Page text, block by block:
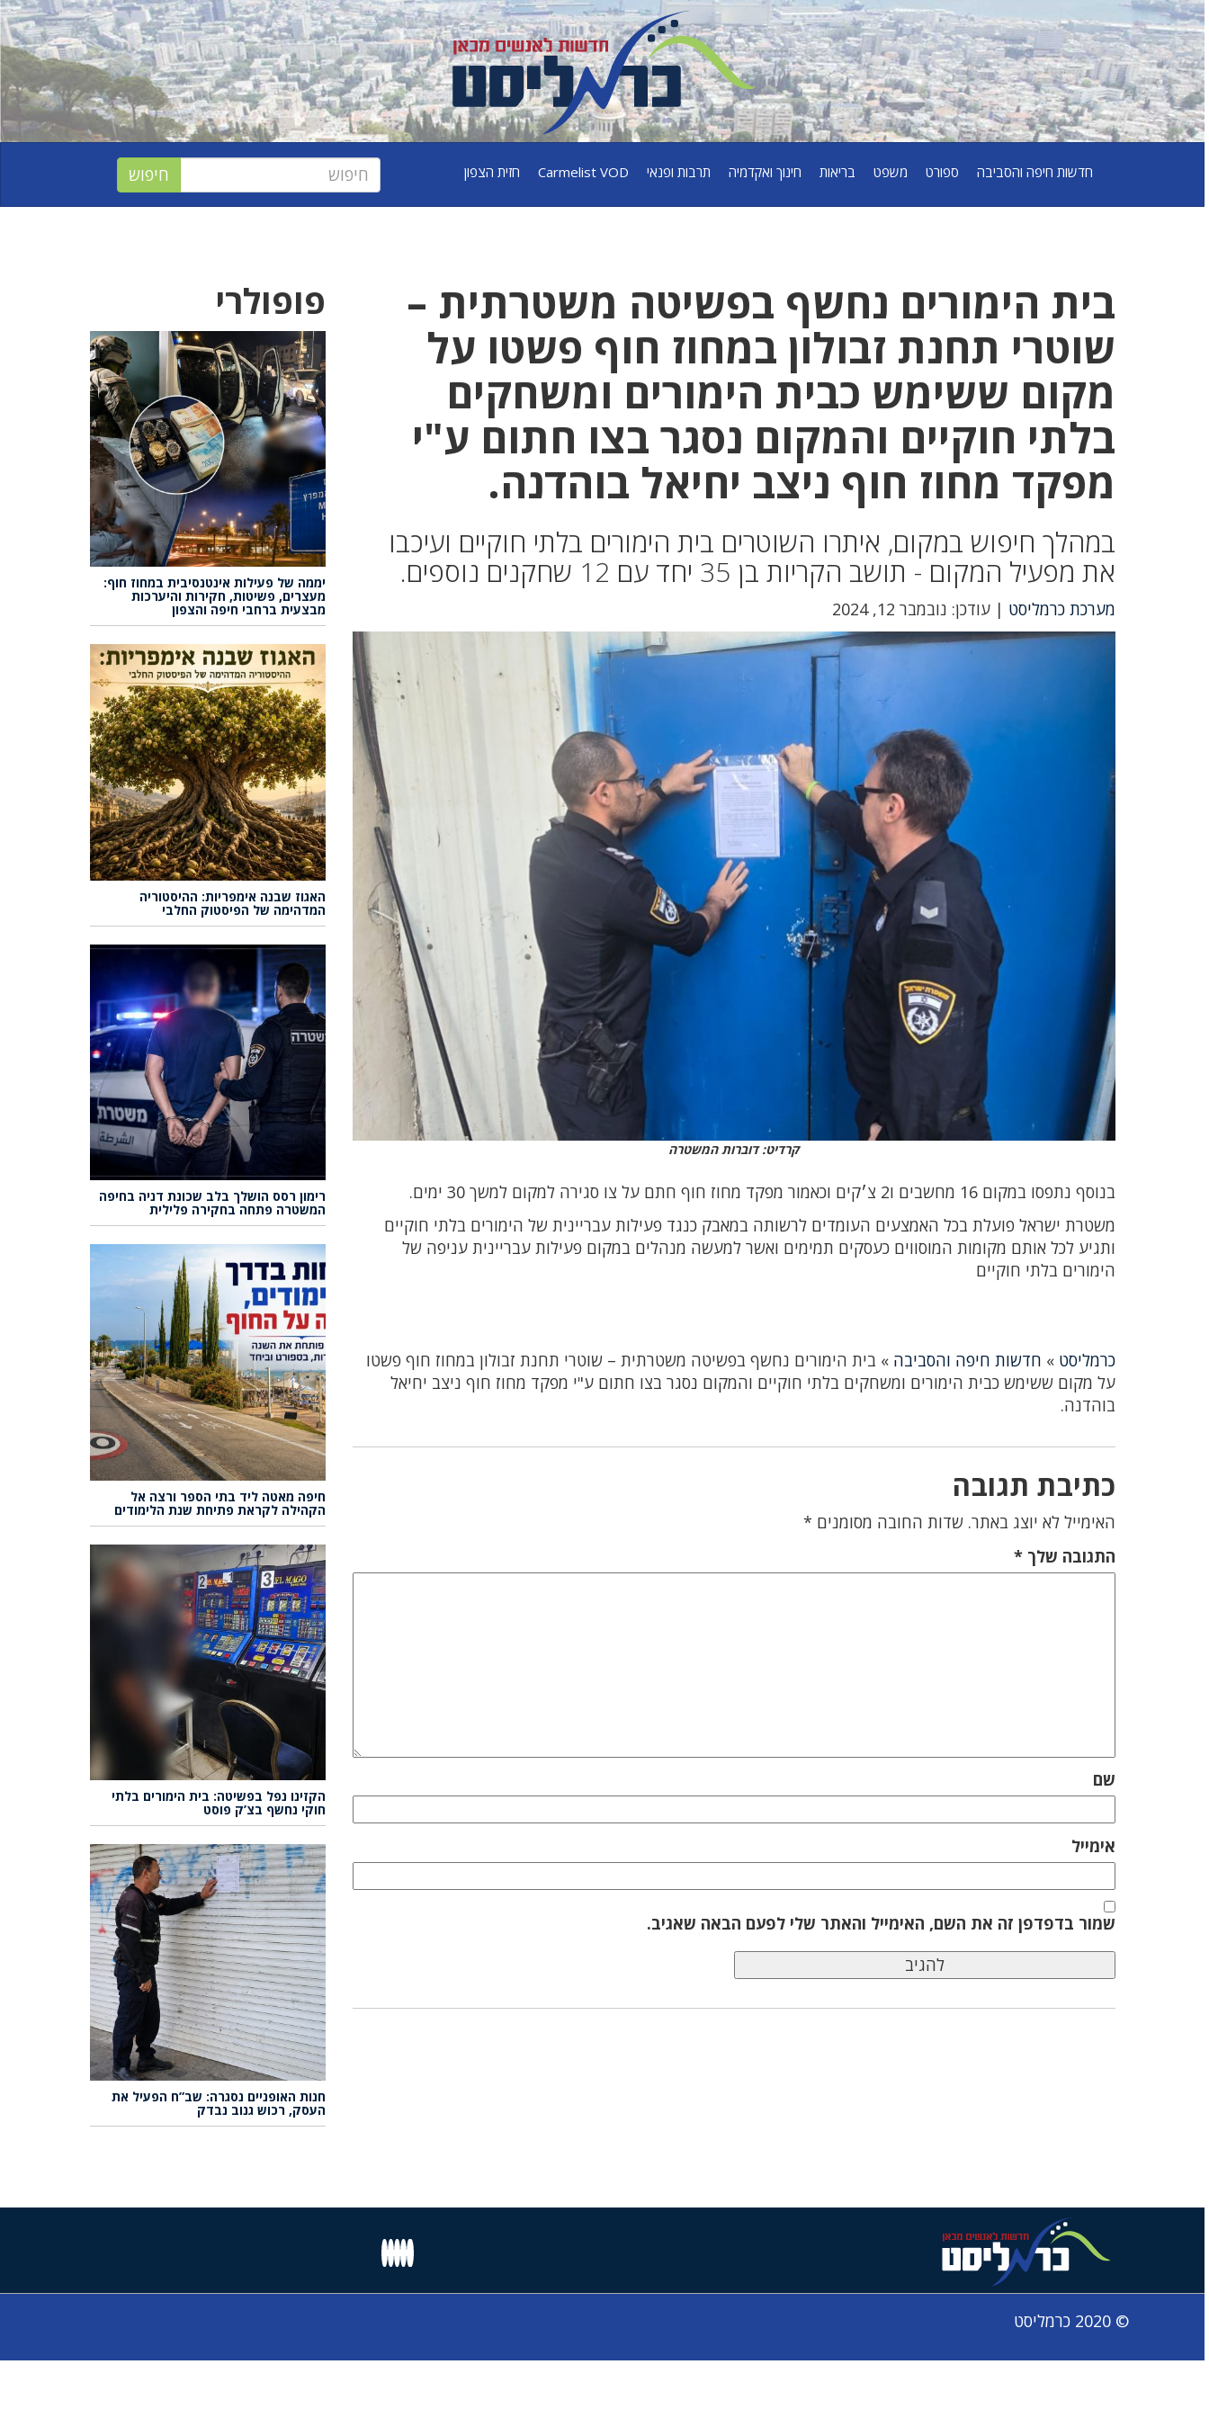
חדשות חיפה והסביבה ספורט משפט בריאות חינוך ואקדמיה תרבות ופנאי Carmelist VOD חזית הצפון
בית הימורים נחשף בפשיטה משטרתית –
שוטרי תחנת זבולון במחוז חוף פשטו על
מקום ששימש כבית הימורים ומשחקים
בלתי חוקיים והמקום נסגר בצו חתום ע"י
מפקד מחוז חוף ניצב יחיאל בוהדנה.
במהלך חיפוש במקום, איתרו השוטרים בית הימורים בלתי חוקיים ועיכבו
את מפעיל המקום - תושב הקריות בן 35 יחד עם 12 שחקנים נוספים.
מערכת כרמליסט | עודכן: נובמבר 12, 2024
קרדיט: דוברות המשטרה
בנוסף נתפסו במקום 16 מחשבים ו2 צ׳קים וכאמור מפקד מחוז חוף חתם על צו סגירה למקום למשך 30 ימים.
משטרת ישראל פועלת בכל האמצעים העומדים לרשותה במאבק כנגד פעילות עבריינית של הימורים בלתי חוקיים
ותגיע לכל אותם מקומות המוסווים כעסקים תמימים ואשר למעשה מנהלים במקום פעילות עבריינית עניפה של
הימורים בלתי חוקיים
כרמליסט » חדשות חיפה והסביבה » בית הימורים נחשף בפשיטה משטרתית – שוטרי תחנת זבולון במחוז חוף פשטו
על מקום ששימש כבית הימורים ומשחקים בלתי חוקיים והמקום נסגר בצו חתום ע"י מפקד מחוז חוף ניצב יחיאל
בוהדנה.
כתיבת תגובה
האימייל לא יוצג באתר. שדות החובה מסומנים *
התגובה שלך*
שם
אימייל
שמור בדפדפן זה את השם, האימייל והאתר שלי לפעם הבאה שאגיב.
פופולרי
יממה של פעילות אינטנסיבית במחוז חוף:
מעצרים, פשיטות, חקירות והיערכות
מבצעית ברחבי חיפה והצפון
האגוז שבנה אימפריות: ההיסטוריה
המדהימה של הפיסטוק החלבי
רימון רסס הושלך בלב שכונת דניה בחיפה
המשטרה פתחה בחקירה פלילית
חיפה מאטה ליד בתי הספר ורצה אל
הקהילה לקראת פתיחת שנת הלימודים
הקזינו נפל בפשיטה: בית הימורים בלתי
חוקי נחשף בצ’ק פוסט
חנות האופניים נסגרה: שב”ח הפעיל את
העסק, רכוש גנוב נבדק
© 2020 כרמליסט